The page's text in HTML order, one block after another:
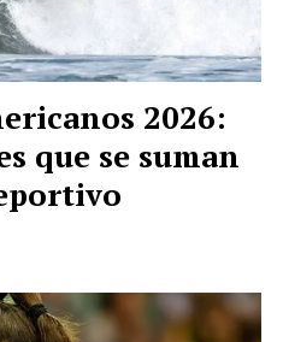
2026:
que se suman